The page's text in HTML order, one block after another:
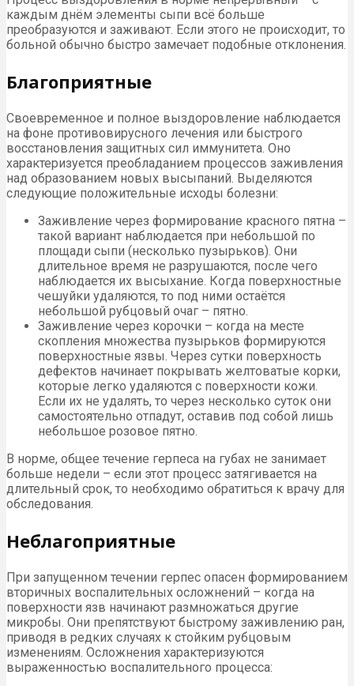
каждым днём элементы сыпи всё больше
преобразуются и заживают. Если этого не происходит, то
больной обычно быстро замечает подобные отклонения.
Благоприятные
Своевременное и полное выздоровление наблюдается
на фоне противовирусного лечения или быстрого
восстановления защитных сил иммунитета. Оно
характеризуется преобладанием процессов заживления
над образованием новых высыпаний. Выделяются
следующие положительные исходы болезни:
Заживление через формирование красного пятна –
такой вариант наблюдается при небольшой по
площади сыпи (несколько пузырьков). Они
длительное время не разрушаются, после чего
наблюдается их высыхание. Когда поверхностные
чешуйки удаляются, то под ними остаётся
небольшой рубцовый очаг – пятно.
Заживление через корочки – когда на месте
скопления множества пузырьков формируются
поверхностные язвы. Через сутки поверхность
дефектов начинает покрывать желтоватые корки,
которые легко удаляются с поверхности кожи.
Если их не удалять, то через несколько суток они
самостоятельно отпадут, оставив под собой лишь
небольшое розовое пятно.
В норме, общее течение герпеса на губах не занимает
больше недели – если этот процесс затягивается на
длительный срок, то необходимо обратиться к врачу для
обследования.
Неблагоприятные
При запущенном течении герпес опасен формированием
вторичных воспалительных осложнений – когда на
поверхности язв начинают размножаться другие
микробы. Они препятствуют быстрому заживлению ран,
приводя в редких случаях к стойким рубцовым
изменениям. Осложнения характеризуются
выраженностью воспалительного процесса: